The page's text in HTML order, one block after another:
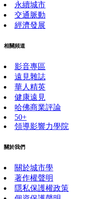
永續城市
交通脈動
經濟發展
相關頻道
影音專區
遠見雜誌
華人精英
健康遠見
哈佛商業評論
50+
領導影響力學院
關於我們
關於城市學
著作權聲明
隱私保護權政策